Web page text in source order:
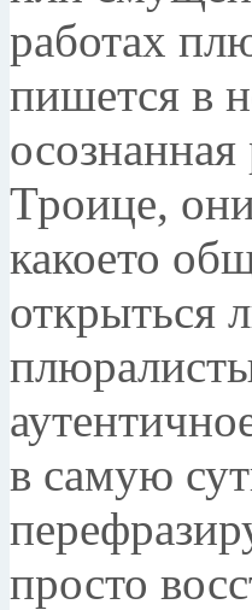
работах
пишется в
осознанная
Троице,
какое­то
открыться
в самую
просто